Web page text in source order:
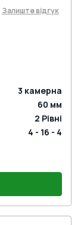
Залиште відгук
3 камерна
60 мм
2 Рівні
4 - 16 - 4